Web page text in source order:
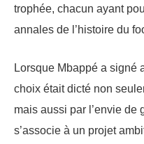
trophée, chacun ayant
annales de l’histoire du
Lorsque Mbappé a signé
choix était dicté non
mais aussi par l’envie de
s’associe à un projet